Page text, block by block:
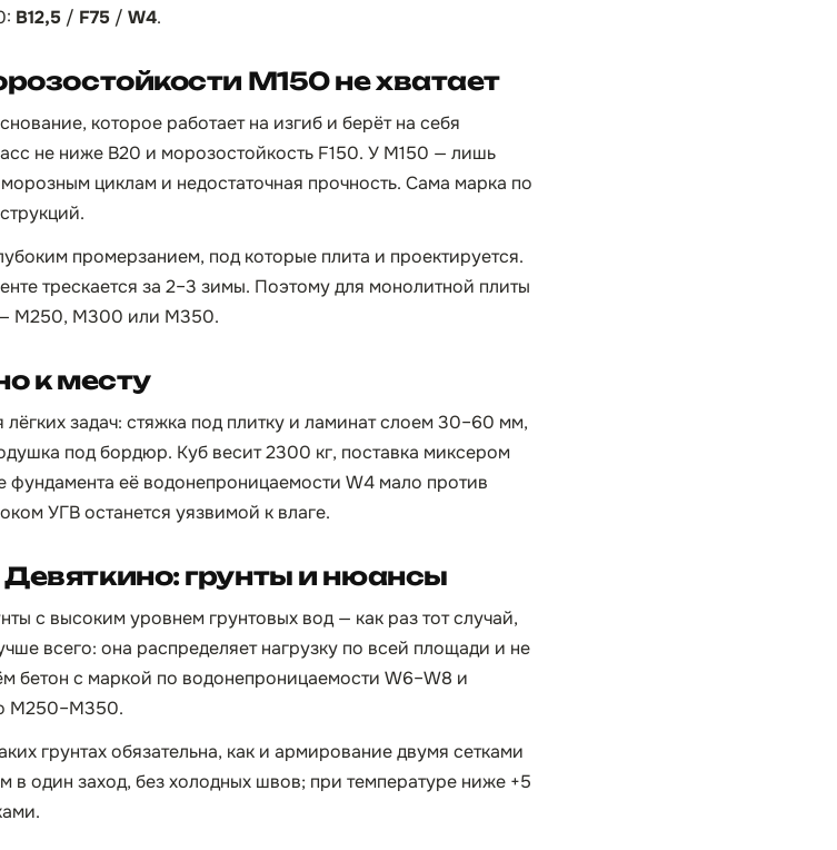
B12,5 / F75 / W4.
М150 не хватает
которое работает на изгиб и берёт на себя
не ниже B20 и морозостойкость F150. У М150 — лишь
циклам и недостаточная прочность. Сама марка по
промерзанием, под которые плита и проектируется.
трескается за 2–3 зимы. Поэтому для монолитной плиты
— М250, М300 или М350.
к месту
задач: стяжка под плитку и ламинат слоем 30–60 мм,
под бордюр. Куб весит 2300 кг, поставка миксером
фундамента её водонепроницаемости W4 мало против
УГВ останется уязвимой к влаге.
грунты и нюансы
с высоким уровнем грунтовых вод — как раз тот случай,
всего: она распределяет нагрузку по всей площади и не
бетон с маркой по водонепроницаемости W6–W8 и
М250–М350.
грунтах обязательна, как и армирование двумя сетками
один заход, без холодных швов; при температуре ниже +5